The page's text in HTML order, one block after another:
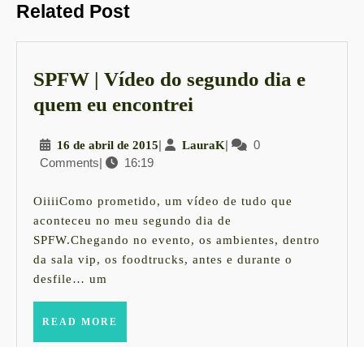
post:
Related Post
SPFW | Vídeo do segundo dia e
quem eu encontrei
Vídeo
segundo
dia
e
16 de abril de 201516
de
2015
| LauraKLauraK
|
0
Comments| 16:19
OiiiiComo prometido, um vídeo de tudo que
aconteceu no meu segundo dia de
SPFW.Chegando no evento, os ambientes, dentro
da sala vip, os foodtrucks, antes e durante o
desfile… um
READ MORE